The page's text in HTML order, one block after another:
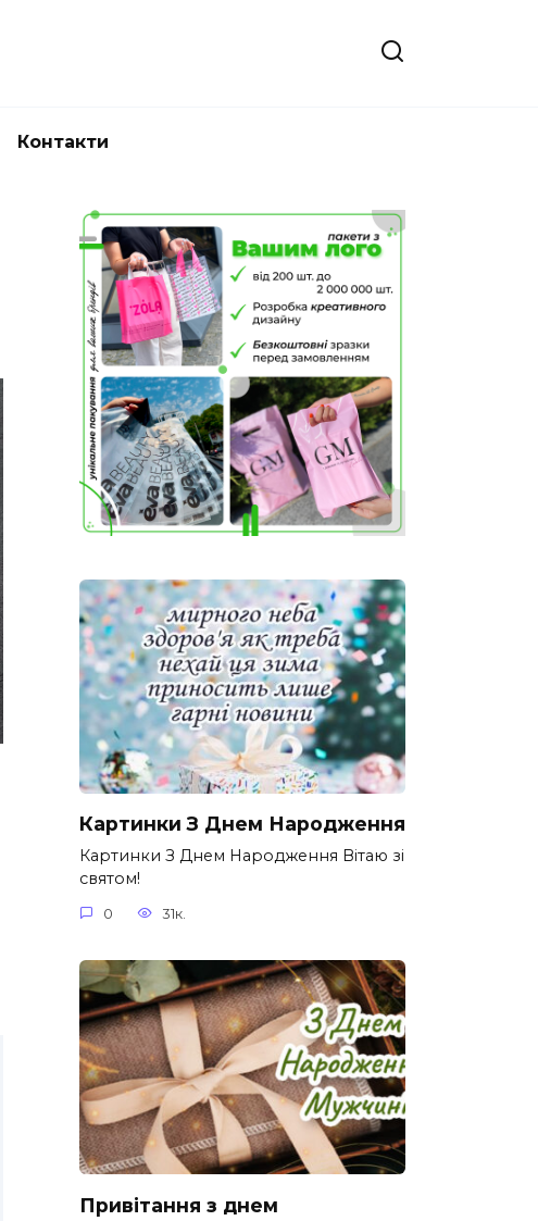
Контакти
Картинки З Днем Народження
Картинки З Днем Народження Вітаю зі
святом!
0 31к.
Привітання з днем